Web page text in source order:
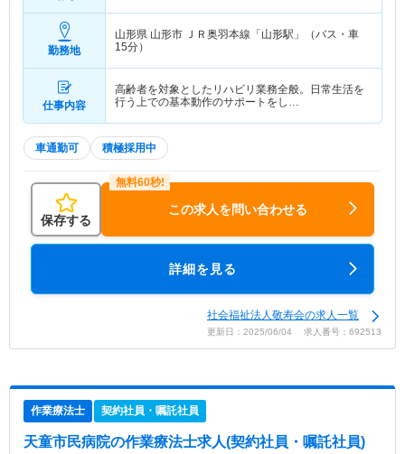
勤務地
山形県 山形市 ＪＲ奥羽本線「山形駅」（バス・車
15分）
仕事内容
高齢者を対象としたリハビリ業務全般。日常生活を
行う上での基本動作のサポートをし…
車通勤可 積極採用中
保存する
この求人を問い合わせる
詳細を見る
社会福祉法人敬寿会の求人一覧
更新日：2025/06/04 求人番号：692513
作業療法士 契約社員・嘱託社員
天童市民病院の作業療法士求人(契約社員・嘱託社員)